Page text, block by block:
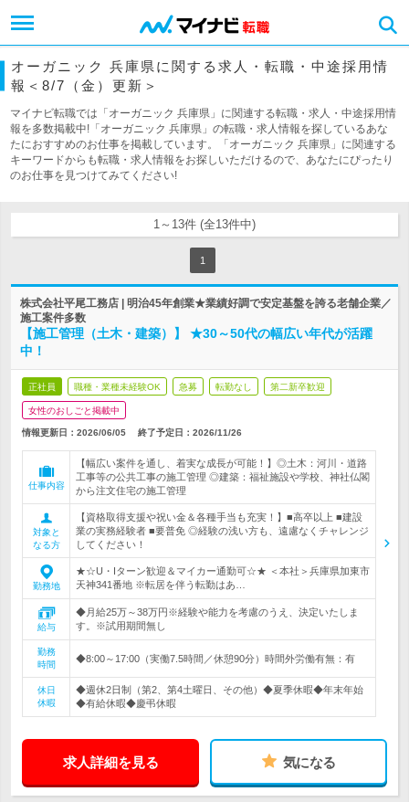
オーガニック 兵庫県に関する求人・転職・中途採用情
報＜8/7（金）更新＞
マイナビ転職では「オーガニック 兵庫県」に関連する転職・求人・中途採用情
報を多数掲載中!「オーガニック 兵庫県」の転職・求人情報を探しているあな
たにおすすめのお仕事を掲載しています。「オーガニック 兵庫県」に関連する
キーワードからも転職・求人情報をお探しいただけるので、あなたにぴったり
のお仕事を見つけてみてください!
1～13件 (全13件中)
1
株式会社平尾工務店 | 明治45年創業★業績好調で安定基盤を誇る老舗企業／
施工案件多数
【施工管理（土木・建築）】 ★30～50代の幅広い年代が活躍
中！
正社員 職種・業種未経験OK 急募 転勤なし 第二新卒歓迎
女性のおしごと掲載中
情報更新日：2026/06/05 終了予定日： 2026/11/26
仕事内容
【幅広い案件を通し、着実な成長が可能！】◎土木：河川・道路
工事等の公共工事の施工管理 ◎建築：福祉施設や学校、神社仏閣
から注文住宅の施工管理
対象と
なる方
【資格取得支援や祝い金＆各種手当も充実！】■高卒以上 ■建設
業の実務経験者 ■要普免 ◎経験の浅い方も、遠慮なくチャレンジ
してください！
勤務地
★☆U・Iターン歓迎＆マイカー通勤可☆★ ＜本社＞兵庫県加東市
天神341番地 ※転居を伴う転勤はあ…
給与
◆月給25万～38万円※経験や能力を考慮のうえ、決定いたしま
す。※試用期間無し
勤務
時間
◆8:00～17:00（実働7.5時間／休憩90分）時間外労働有無：有
休日
休暇
◆週休2日制（第2、第4土曜日、その他）◆夏季休暇◆年末年始
◆有給休暇◆慶弔休暇
求人詳細を見る 気になる